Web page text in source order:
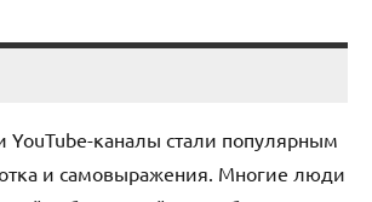
YouTube-каналы стали популярным
и самовыражения. Многие люди